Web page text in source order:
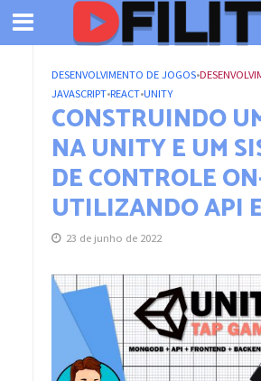
DESENVOLVIMENTO DE JOGOS•
JAVASCRIPT•REACT•UNITY
CONSTRUINDO
NA UNITY E UM
DE CONTROLE
UTILIZANDO API
23 de junho de 2022